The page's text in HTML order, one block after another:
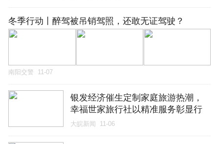
冬季行动丨醉驾被吊销驾照，还敢无证驾驶？
南阳交警 11-07
银发经济催生定制家庭旅游热潮，
幸福世家旅行社以精准服务彰显行
业价值
大皖新闻 11-06